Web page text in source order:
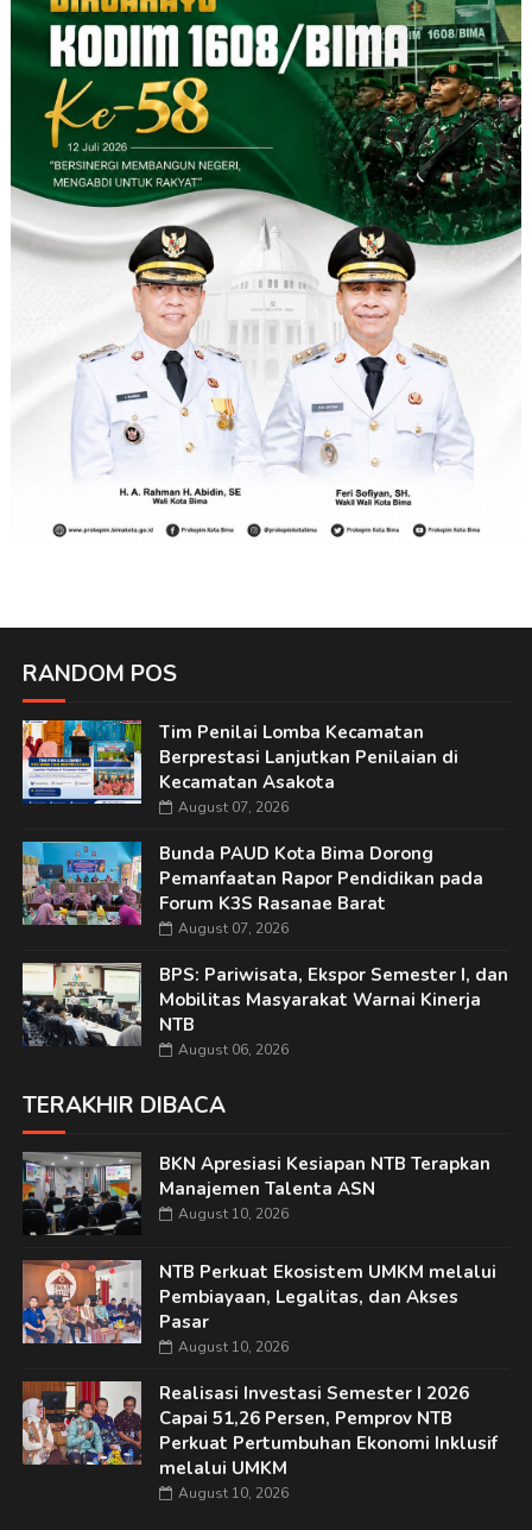
RANDOM POS
Tim Penilai Lomba Kecamatan
Berprestasi Lanjutkan Penilaian di
Kecamatan Asakota
August 07, 2026
Bunda PAUD Kota Bima Dorong
Pemanfaatan Rapor Pendidikan pada
Forum K3S Rasanae Barat
August 07, 2026
BPS: Pariwisata, Ekspor Semester I, dan
Mobilitas Masyarakat Warnai Kinerja
NTB
August 06, 2026
TERAKHIR DIBACA
BKN Apresiasi Kesiapan NTB Terapkan
Manajemen Talenta ASN
August 10, 2026
NTB Perkuat Ekosistem UMKM melalui
Pembiayaan, Legalitas, dan Akses
Pasar
August 10, 2026
Realisasi Investasi Semester I 2026
Capai 51,26 Persen, Pemprov NTB
Perkuat Pertumbuhan Ekonomi Inklusif
melalui UMKM
August 10, 2026